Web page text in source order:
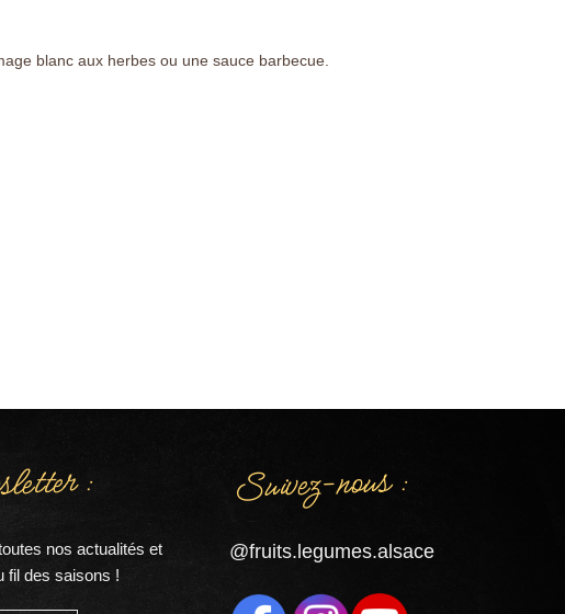
blanc aux herbes ou une sauce barbecue.
:
nos actualités et
fil des saisons !
Suivez-nous :
@fruits.legumes.alsace